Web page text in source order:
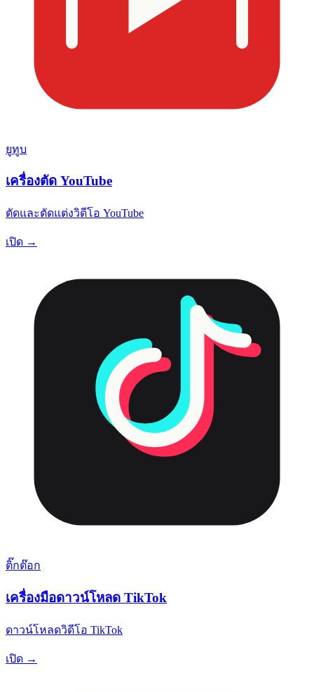
ยูทูบ
เครื่องตัด YouTube
ตัดและตัดแต่งวิดีโอ YouTube
เปิด →
ติ๊กต๊อก
เครื่องมือดาวน์โหลด TikTok
ดาวน์โหลดวิดีโอ TikTok
เปิด →